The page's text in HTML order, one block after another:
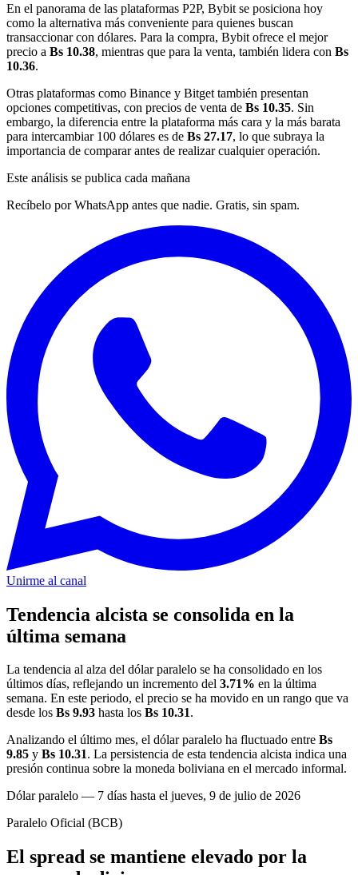
En el panorama de las plataformas P2P, Bybit se posiciona hoy
como la alternativa más conveniente para quienes buscan
transaccionar con dólares. Para la compra, Bybit ofrece el mejor
precio a Bs 10.38, mientras que para la venta, también lidera con Bs
10.36.
Otras plataformas como Binance y Bitget también presentan
opciones competitivas, con precios de venta de Bs 10.35. Sin
embargo, la diferencia entre la plataforma más cara y la más barata
para intercambiar 100 dólares es de Bs 27.17, lo que subraya la
importancia de comparar antes de realizar cualquier operación.
Este análisis se publica cada mañana
Recíbelo por WhatsApp antes que nadie. Gratis, sin spam.
Unirme al canal
Tendencia alcista se consolida en la
última semana
La tendencia al alza del dólar paralelo se ha consolidado en los
últimos días, reflejando un incremento del 3.71% en la última
semana. En este periodo, el precio se ha movido en un rango que va
desde los Bs 9.93 hasta los Bs 10.31.
Analizando el último mes, el dólar paralelo ha fluctuado entre Bs
9.85 y Bs 10.31. La persistencia de esta tendencia alcista indica una
presión continua sobre la moneda boliviana en el mercado informal.
Dólar paralelo — 7 días hasta el jueves, 9 de julio de 2026
Paralelo Oficial (BCB)
El spread se mantiene elevado por la